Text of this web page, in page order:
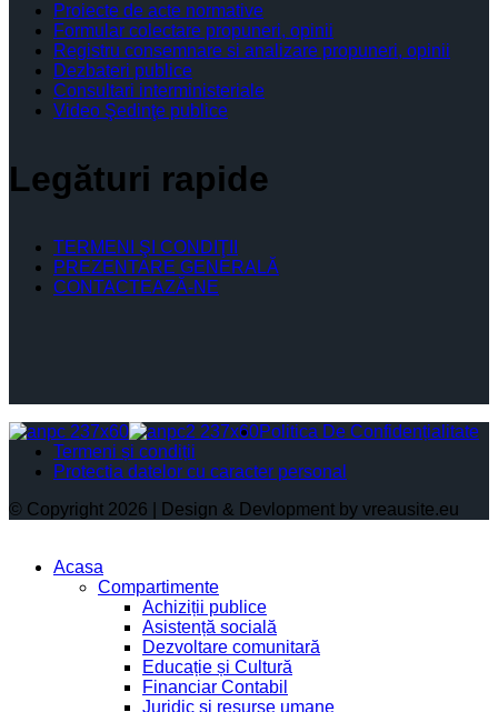
Proiecte de acte normative
Formular colectare propuneri, opinii
Registru consemnare si analizare propuneri, opinii
Dezbateri publice
Consultari interministeriale
Video Şedinţe publice
Legături rapide
TERMENI ŞI CONDIŢII
PREZENTARE GENERALĂ
CONTACTEAZĂ-NE
Politica De Confidențialitate
Termeni și condiții
Protectia datelor cu caracter personal
© Copyright 2026 | Design & Devlopment by vreausite.eu
Acasa
Compartimente
Achiziții publice
Asistență socială
Dezvoltare comunitară
Educație și Cultură
Financiar Contabil
Juridic si resurse umane